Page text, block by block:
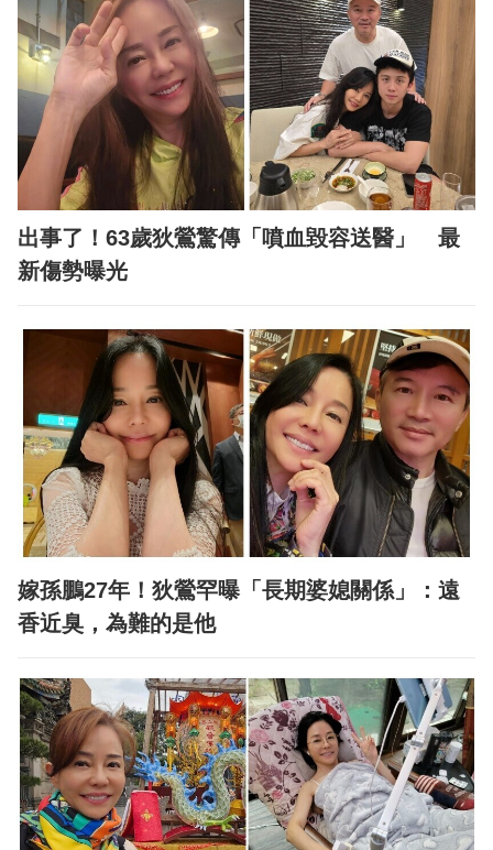
出事了！63歲狄鶯驚傳「噴血毀容送醫」 最
新傷勢曝光
嫁孫鵬27年！狄鶯罕曝「長期婆媳關係」：遠
香近臭，為難的是他